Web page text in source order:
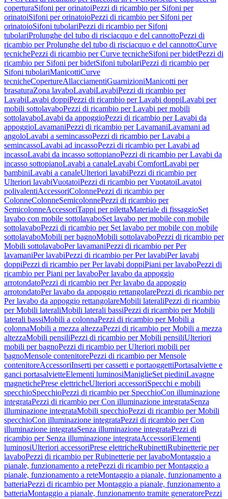
coperturaSifoni per orinatoiPezzi di ricambio per Sifoni per
orinatoiSifoni per orinatoioPezzi di ricambio per Sifoni per
orinatoioSifoni tubolariPezzi di ricambio per Sifoni
tubolariProlunghe del tubo di risciacquo e del cannottoPezzi di
ricambio per Prolunghe del tubo di risciacquo e del cannottoCurve
tecnichePezzi di ricambio per Curve tecnicheSifoni per bidetPezzi di
ricambio per Sifoni per bidetSifoni tubolariPezzi di ricambio per
Sifoni tubolariManicottiCurve
tecnicheCopertureAllacciamentiGuarnizioniManicotti per
brasaturaZona lavaboLavabiLavabiPezzi di ricambio per
LavabiLavabi doppiPezzi di ricambio per Lavabi doppiLavabi per
mobili sottolavaboPezzi di ricambio per Lavabi per mobili
sottolavaboLavabi da appoggioPezzi di ricambio per Lavabi da
appoggioLavamaniPezzi di ricambio per LavamaniLavamani ad
angoloLavabi a semincassoPezzi di ricambio per Lavabi a
semincassoLavabi ad incassoPezzi di ricambio per Lavabi ad
incassoLavabi da incasso sottopianoPezzi di ricambio per Lavabi da
incasso sottopianoLavabi a canaleLavabi ComfortLavabi per
bambiniLavabi a canaleUlteriori lavabiPezzi di ricambio per
Ulteriori lavabiVuotatoiPezzi di ricambio per VuotatoiLavatoi
polivalentiAccessoriColonnePezzi di ricambio per
ColonneColonneSemicolonnePezzi di ricambio per
SemicolonneAccessoriTappi per pilettaMateriale di fissaggioSet
lavabo con mobile sottolavaboSet lavabo per mobile con mobile
sottolavaboPezzi di ricambio per Set lavabo per mobile con mobile
sottolavaboMobili per bagnoMobili sottolavaboPezzi di ricambio per
Mobili sottolavaboPer lavamaniPezzi di ricambio per Per
lavamaniPer lavabiPezzi di ricambio per Per lavabiPer lavabi
doppiPezzi di ricambio per Per lavabi doppiPiani per lavaboPezzi di
ricambio per Piani per lavaboPer lavabo da appoggio
arrotondatoPezzi di ricambio per Per lavabo da appoggio
arrotondatoPer lavabo da appoggio rettangolarePezzi di ricambio per
Per lavabo da appoggio rettangolareMobili lateraliPezzi di ricambio
per Mobili lateraliMobili laterali bassiPezzi di ricambio per Mobili
laterali bassiMobili a colonnaPezzi di ricambio per Mobili a
colonnaMobili a mezza altezzaPezzi di ricambio per Mobili a mezza
altezzaMobili pensiliPezzi di ricambio per Mobili pensiliUlteriori
mobili per bagnoPezzi di ricambio per Ulteriori mobili per
bagnoMensole contenitorePezzi di ricambio per Mensole
contenitoreAccessoriInserti per cassetti e portaoggettiPortasalviette e
ganci portasalvietteElementi luminosiManiglieSet piediniLavagne
magnetichePrese elettricheUlteriori accessoriSpecchi e mobili
specchioSpecchioPezzi di ricambio per SpecchioCon illuminazione
integrataPezzi di ricambio per Con illuminazione integrataSenza
illuminazione integrataMobili specchioPezzi di ricambio per Mobili
specchioCon illuminazione integrataPezzi di ricambio per Con
illuminazione integrataSenza illuminazione integrataPezzi di
ricambio per Senza illuminazione integrataAccessoriElementi
luminosiUlteriori accessoriPrese elettricheRubinettiRubinetterie per
lavaboPezzi di ricambio per Rubinetterie per lavaboMontaggio a
pianale, funzionamento a retePezzi di ricambio per Montaggio a
pianale, funzionamento a reteMontaggio a pianale, funzionamento a
batteriaPezzi di ricambio per Montaggio a pianale, funzionamento a
batteriaMontaggio a pianale, funzionamento tramite generatorePezzi